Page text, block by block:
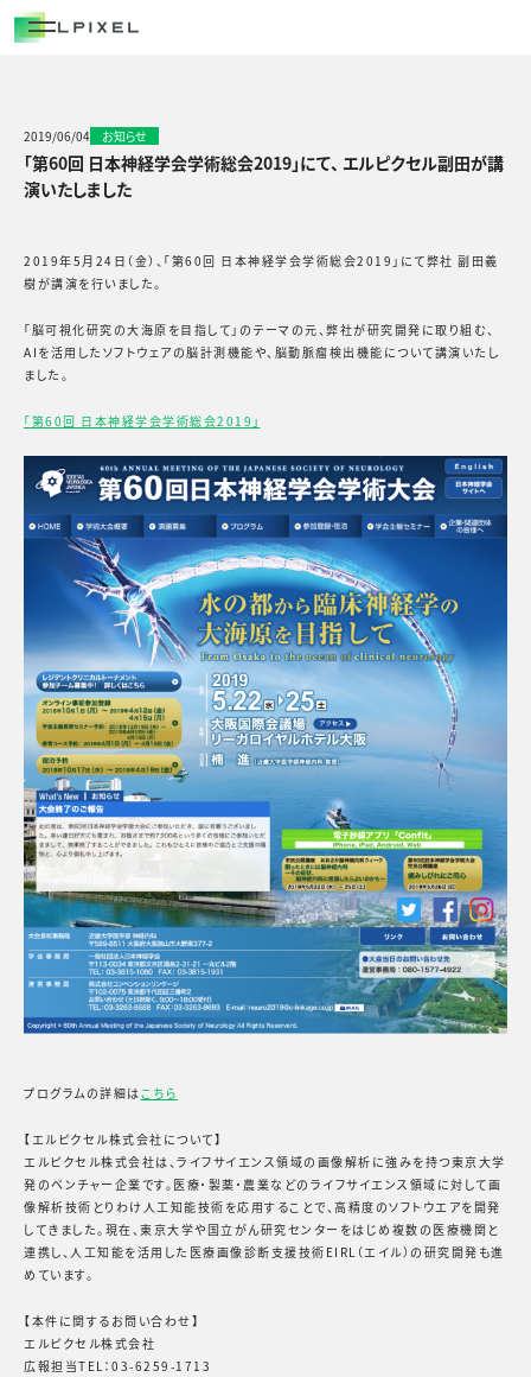
COMPANY
経営メンバー
エルピクセルの歴史
CAREERS
NEWS/OUT COME
BLOG
2019/06/04 お知らせ
「第60回 日本神経学会学術総会2019」にて、 エルピクセル副田が講
演いたしました
2019年5月24日（金）、「第60回 日本神経学会学術総会2019」にて弊社 副田義
樹が講演を行いました。
「脳可視化研究の大海原を目指して」のテーマの元、弊社が研究開発に取り組む、
AIを活用したソフトウェアの脳計測機能や、脳動脈瘤検出機能について講演いたし
ました。
「第60回 日本神経学会学術総会2019」
プログラムの詳細はこちら
【エルピクセル株式会社について】
エルピクセル株式会社は、ライフサイエンス領域の画像解析に強みを持つ東京大学
発のベンチャー企業です。医療・製薬・農業などのライフサイエンス領域に対して画
像解析技術とりわけ人工知能技術を応用することで、高精度のソフトウエアを開発
してきました。現在、東京大学や国立がん研究センターをはじめ複数の医療機関と
連携し、人工知能を活用した医療画像診断支援技術EIRL（エイル）の研究開発も進
めています。
【本件に関するお問い合わせ】
エルピクセル株式会社
広報担当TEL：03-6259-1713